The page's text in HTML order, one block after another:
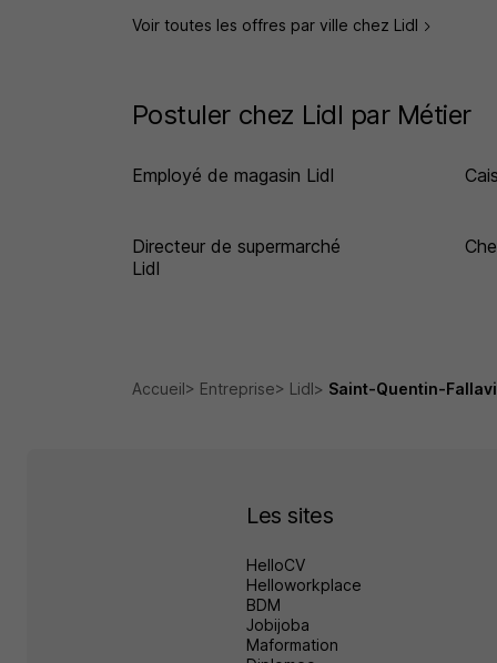
Voir toutes les offres par ville chez Lidl
Postuler chez Lidl par Métier
Employé de magasin Lidl
Directeur de supermarché
Lidl
Accueil Entreprise Lidl Saint-Quentin-
Les sites
HelloCV
Helloworkplace
BDM
Jobijoba
Maformation